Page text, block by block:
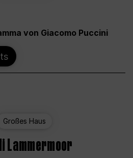
von Giacomo Puccini
Großes Haus
Lammermoor